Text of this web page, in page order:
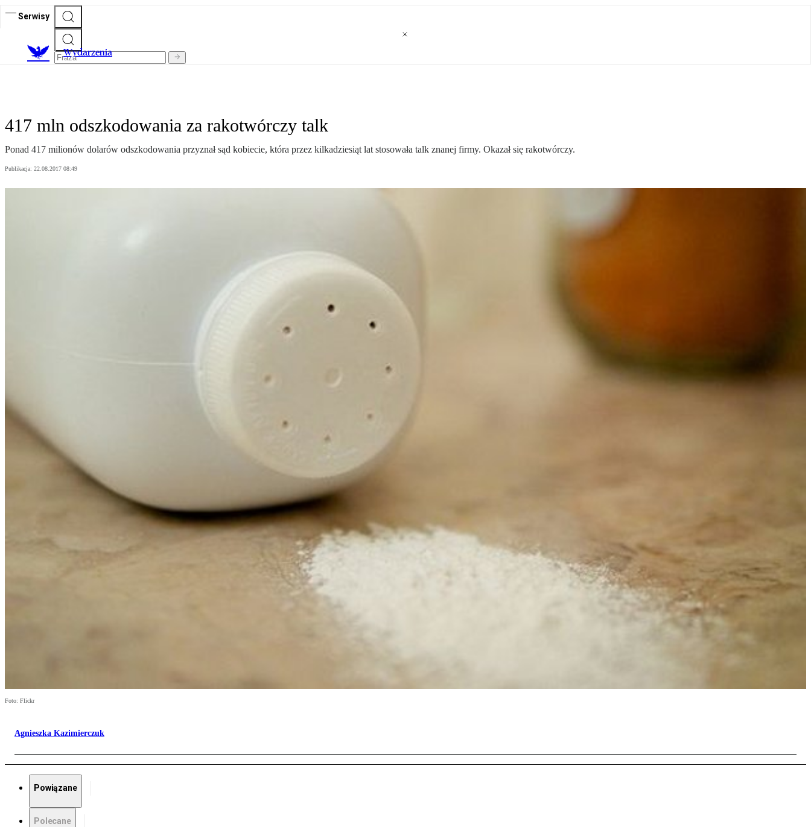
Serwisy
Wydarzenia
417 mln odszkodowania za rakotwórczy talk
Ponad 417 milionów dolarów odszkodowania przyznał sąd kobiecie, która przez kilkadziesiąt lat stosowała talk znanej firmy. Okazał się rakotwórczy.
Publikacja: 22.08.2017 08:49
Foto: Flickr
Agnieszka Kazimierczuk
Powiązane
Polecane